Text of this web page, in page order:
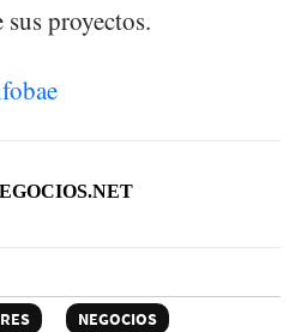
proyectos.
NEGOCIOS